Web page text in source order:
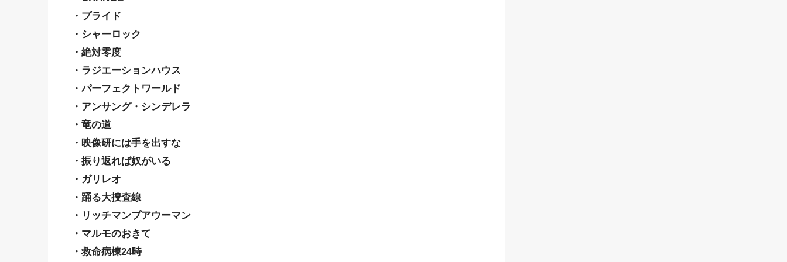
・プライド
・シャーロック
・絶対零度
・ラジエーションハウス
・パーフェクトワールド
・アンサング・シンデレラ
・竜の道
・映像研には手を出すな
・振り返れば奴がいる
・ガリレオ
・踊る大捜査線
・リッチマンプアウーマン
・マルモのおきて
・救命病棟24時